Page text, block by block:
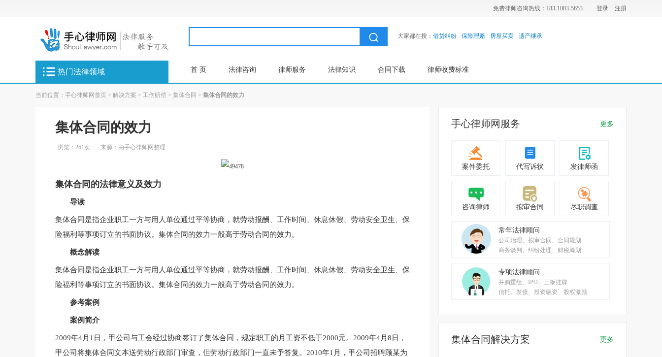
免费律师咨询热线：183-1083-5653 登录 注册
大家都在搜： 借贷纠纷 保险理赔 房屋买卖 遗产继承
热门法律领域 首 页 法律咨询 律师服务 法律知识 合同下载 律师收费标准
当前位置： 手心律师网首页 > 解决方案 > 工伤赔偿 > 集体合同 > 集体合同的效力
集体合同的效力
浏览：261次 来源：由手心律师网整理
集体合同的法律意义及效力
导读
集体合同是指企业职工一方与用人单位通过平等协商，就劳动报酬、工作时间、休息休假、劳动安全卫生、保
险福利等事项订立的书面协议。集体合同的效力一般高于劳动合同的效力。
概念解读
集体合同是指企业职工一方与用人单位通过平等协商，就劳动报酬、工作时间、休息休假、劳动安全卫生、保
险福利等事项订立的书面协议。集体合同的效力一般高于劳动合同的效力。
参考案例
案例简介
2009年4月1日，甲公司与工会经过协商签订了集体合同，规定职工的月工资不低于2000元。2009年4月8日，
甲公司将集体合同文本送劳动行政部门审查，但劳动行政部门一直未予答复。2010年1月，甲公司招聘顾某为
更多
手心律师网服务
案件委托 代写诉状 发律师函
咨询律师 拟审合同 尽职调查
常年法律顾问
公司治理、拟审合同、合同规划
商务谈判、纠纷处理、财税筹划
专项法律顾问
并购重组、IPO、三板挂牌
信托、发债、投资融资、股权激励
更多
集体合同解决方案